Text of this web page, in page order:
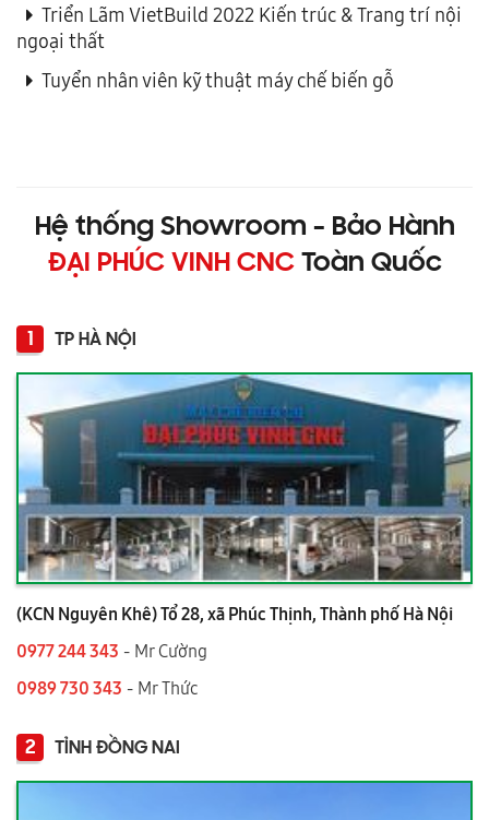
Triển Lãm VietBuild 2022 Kiến trúc & Trang trí nội
ngoại thất
Tuyển nhân viên kỹ thuật máy chế biến gỗ
Hệ thống Showroom - Bảo Hành
ĐẠI PHÚC VINH CNCToàn Quốc
1 TP HÀ NỘI
(KCN Nguyên Khê) Tổ 28, xã Phúc Thịnh, Thành phố Hà Nội
0977 244 343 - Mr Cường
0989 730 343 - Mr Thức
2 TỈNH ĐỒNG NAI